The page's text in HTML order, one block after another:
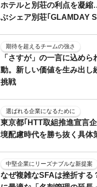
ホテルと別荘の利点を凝
ぶシェア別荘｢GLAMDAY
期待を超えるチームの強さ
「さすが」の一言に込めら
動。新しい価値を生み出し
挑戦
選ばれる企業になるために
東京都｢HTT取組推進宣言
境配慮時代を勝ち抜く具体
中堅企業にリーズナブルな新提案
なぜ複雑なSFAは挫折する